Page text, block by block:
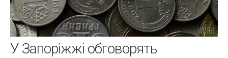
У Запоріжжі обговорять